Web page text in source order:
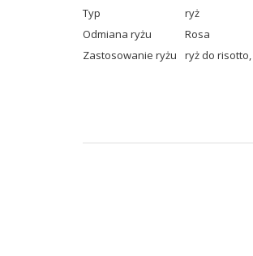
Typ
ryż
Odmiana ryżu
Rosa
Zastosowanie ryżu
ryż do risotto,